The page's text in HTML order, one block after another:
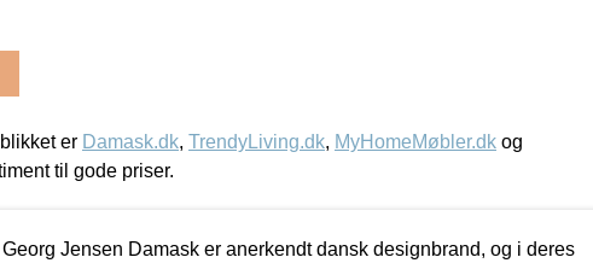
er Damask.dk, TrendyLiving.dk, MyHomeMøbler.dk og
til gode priser.
Georg Jensen Damask er anerkendt dansk designbrand, og i deres